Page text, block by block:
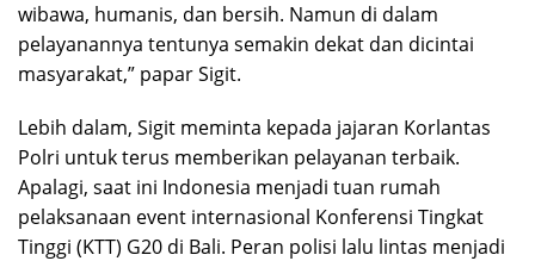
wibawa, humanis, dan bersih. Namun di dalam
pelayanannya tentunya semakin dekat dan dicintai
masyarakat,” papar Sigit.
Lebih dalam, Sigit meminta kepada jajaran Korlantas
Polri untuk terus memberikan pelayanan terbaik.
Apalagi, saat ini Indonesia menjadi tuan rumah
pelaksanaan event internasional Konferensi Tingkat
Tinggi (KTT) G20 di Bali. Peran polisi lalu lintas menjadi